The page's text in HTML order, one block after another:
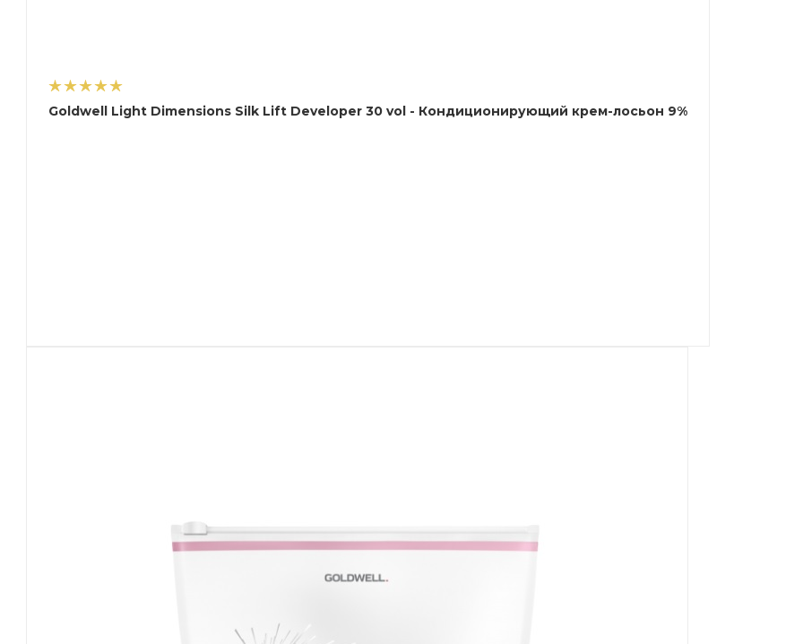
Goldwell Light Dimensions Silk Lift Developer 30 vol - Кондиционирующий крем-лосьон 9%